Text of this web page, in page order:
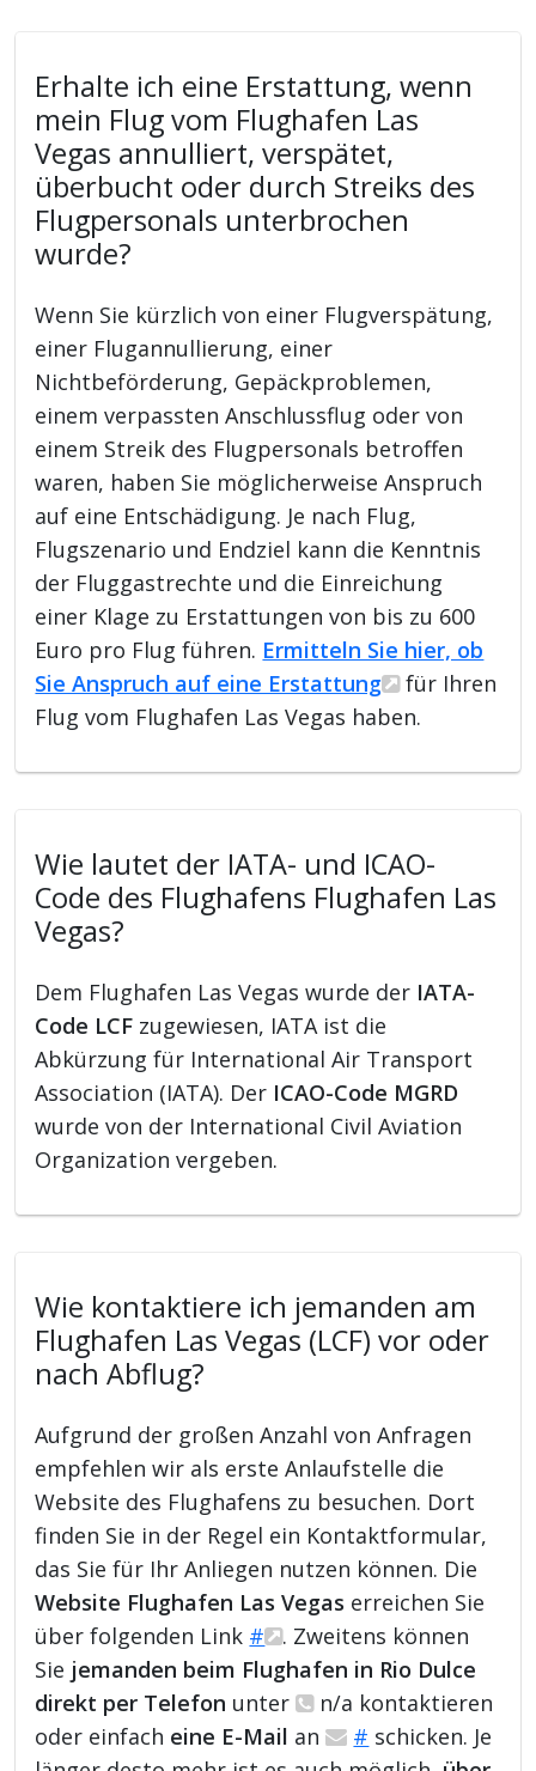
Erhalte ich eine Erstattung, wenn
mein Flug vom Flughafen Las
Vegas annulliert, verspätet,
überbucht oder durch Streiks des
Flugpersonals unterbrochen
wurde?
Wenn Sie kürzlich von einer Flugverspätung,
einer Flugannullierung, einer
Nichtbeförderung, Gepäckproblemen,
einem verpassten Anschlussflug oder von
einem Streik des Flugpersonals betroffen
waren, haben Sie möglicherweise Anspruch
auf eine Entschädigung. Je nach Flug,
Flugszenario und Endziel kann die Kenntnis
der Fluggastrechte und die Einreichung
einer Klage zu Erstattungen von bis zu 600
Euro pro Flug führen. Ermitteln Sie hier, ob
Sie Anspruch auf eine Erstattung
für Ihren
Flug vom Flughafen Las Vegas haben.
Wie lautet der IATA- und ICAO-
Code des Flughafens Flughafen Las
Vegas?
Dem Flughafen Las Vegas wurde der IATA-
Code LCF zugewiesen, IATA ist die
Abkürzung für International Air Transport
Association (IATA). Der ICAO-Code MGRD
wurde von der International Civil Aviation
Organization vergeben.
Wie kontaktiere ich jemanden am
Flughafen Las Vegas (LCF) vor oder
nach Abflug?
Aufgrund der großen Anzahl von Anfragen
empfehlen wir als erste Anlaufstelle die
Website des Flughafens zu besuchen. Dort
finden Sie in der Regel ein Kontaktformular,
das Sie für Ihr Anliegen nutzen können. Die
Website Flughafen Las Vegas erreichen Sie
über folgenden Link #
. Zweitens können
Sie jemanden beim Flughafen in Rio Dulce
direkt per Telefon unter
n/a kontaktieren
oder einfach eine E-Mail an # schicken. Je